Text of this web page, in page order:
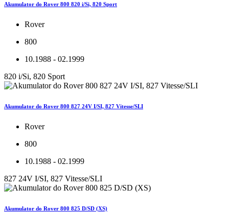
Akumulator do Rover 800 820 i/Si, 820 Sport
Rover
800
10.1988 - 02.1999
820 i/Si, 820 Sport
Akumulator do Rover 800 827 24V I/SI, 827 Vitesse/SLI
Rover
800
10.1988 - 02.1999
827 24V I/SI, 827 Vitesse/SLI
Akumulator do Rover 800 825 D/SD (XS)